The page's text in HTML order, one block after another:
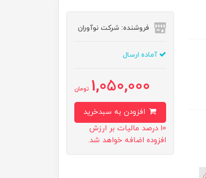
فروشنده: شرکت نوآوران
آماده ارسال
1,050,000 تومان
10 درصد مالیات بر ارزش
افزوده اضافه خواهد شد.